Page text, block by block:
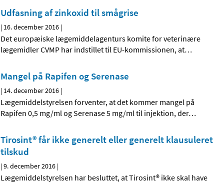
Udfasning af zinkoxid til smågrise
| 16. december 2016 |
Det europæiske lægemiddelagenturs komite for veterinære
lægemidler CVMP har indstillet til EU-kommissionen, at…
Mangel på Rapifen og Serenase
| 14. december 2016 |
Lægemiddelstyrelsen forventer, at det kommer mangel på
Rapifen 0,5 mg/ml og Serenase 5 mg/ml til injektion, der…
Tirosint® får ikke generelt eller generelt klausuleret
tilskud
|9. december 2016 |
Lægemiddelstyrelsen har besluttet, at Tirosint® ikke skal have